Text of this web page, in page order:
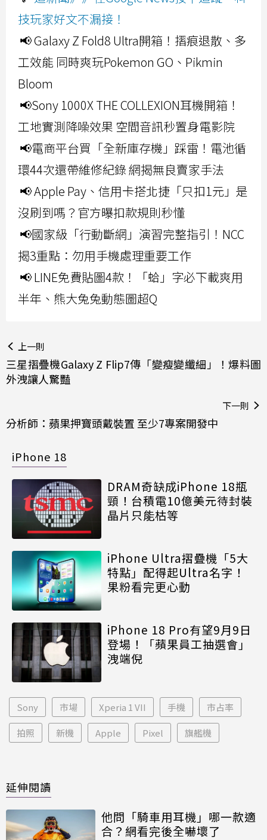
技玩家好文不漏接！
📢 Galaxy Z Fold8 Ultra開箱！摺痕退散、多
工效能 同時爽玩Pokemon GO、Pikmin
Bloom
📢Sony 1000X THE COLLEXION耳機開箱！
工地實測降噪效果 空間音訊秒置身電影院
📢電商平台買「全新庫存機」踩雷！電池循
環44次還帶維修紀錄 網揭無良賣家手法
📢 Apple Pay、信用卡搭北捷「只扣1元」是
沒刷到嗎？官方曝扣款規則秒懂
📢國家級「行動斷網」演習完整指引！NCC
揭3重點：勿用手機處理重要工作
📢 LINE免費貼圖4款！「蛤」字必下載爽用
半年、熊大兔兔動態圖超Q
上一則
三星摺疊機Galaxy Z Flip7傳「變瘦變纖細」！爆料圖
外洩讓人驚豔
下一則
分析師：蘋果押寶頭戴裝置 至少7專案開發中
iPhone 18
DRAM奇缺成iPhone 18瓶
頸！台積電10億美元待封裝
晶片只能枯等
iPhone Ultra摺疊機「5大
特點」配得起Ultra名字！
果粉看完更心動
iPhone 18 Pro有望9月9日
登場！「蘋果員工抽選會」
洩端倪
Sony 市場 Xperia 1 VII 手機 市占率
拍照 新機 Apple Pixel 旗艦機
延伸閱讀
他問「騎車用耳機」哪一款適
合？網看完後全嚇壞了